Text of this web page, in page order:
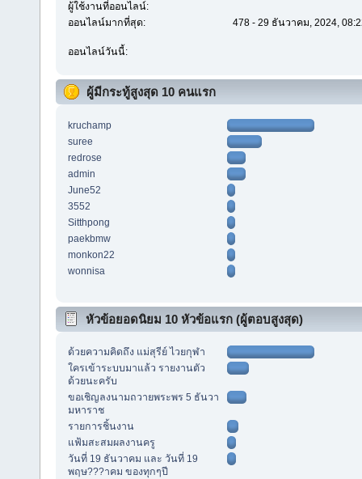
ผู้ใช้งานที่ออนไลน์:
ออนไลน์มากที่สุด:
478 - 29 ธันวาคม, 2024,
ออนไลน์วันนี้:
ผู้มีกระทู้สูงสุด 10 คนแรก
kruchamp
suree
redrose
admin
June52
3552
Sitthpong
paekbmw
monkon22
wonnisa
หัวข้อยอดนิยม 10 หัวข้อแรก (ผู้ตอบสูงสุด)
ด้วยความคิดถึง แม่สุรีย์ ไวยกุฬา
ใครเข้าระบบมาแล้ว รายงานตัว
ด้วยนะครับ
ขอเชิญลงนามถวายพระพร 5 ธันวา
มหาราช
รายการชิ้นงาน
แฟ้มสะสมผลงานครู
วันที่ 19 ธันวาคม และ วันที่ 19
พฤษ???าคม ของทุกๆปี